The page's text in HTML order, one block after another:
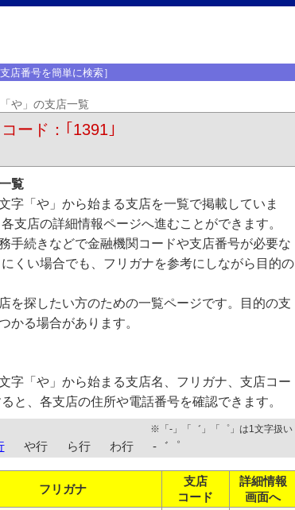
店番号を簡単に検索］
や」の支店一覧
ード：｢1391｣
覧
字「や」から始まる支店を一覧で掲載していま
支店の詳細情報ページへ進むことができます。
手続きなどで金融機関コードや支店番号が必要な
くい場合でも、フリガナを参考にしながら目的の
を探したい方のための一覧ページです。目的の支
かる場合があります。
字「や」から始まる支店名、フリガナ、支店コー
と、各支店の住所や電話番号を確認できます。
※「-」「゛」「゜」は1文字扱い
や行 ら行 わ行 -゛゜
フリガナ
支店
コード
詳細情報
画面へ